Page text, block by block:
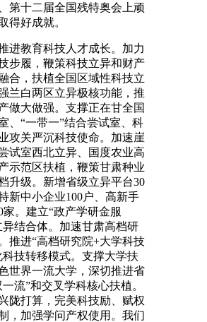
第十二届全国残特奥会上顽
得好成就。
教育科技人才成长。加力
步履，鞭策科技立异和财产
合，扶植全国区域性科技立
兰白两区立异极核功能，推
做大做强。支撑正在甘全国
、“一带一”结合尝试室、科
攻关严沉科技使命。加速崖
试室西北立异、国度农业高
示范区扶植，鞭策甘肃种业
升级。新增省级立异平台30
新中小企业100户、高新手
家。建立“政产学研金服
异结合体。加速甘肃高档研
推进“高档研究院+大学科技
科技转移模式。支撑大学扶
世界一流大学，深切推进省
流”和交叉学科核心扶植。
陇打算，完美科技励、赋权
，加强学问产权使用。我们